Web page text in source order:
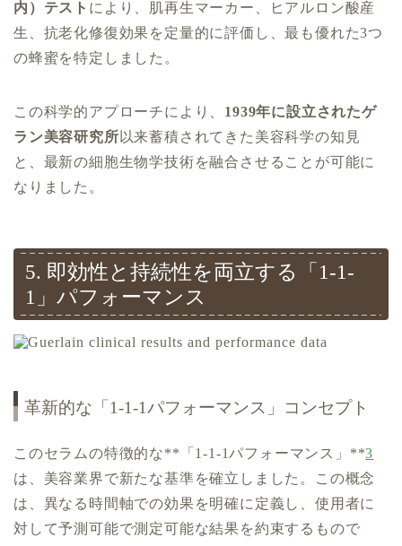
内）テスト により、肌再生マーカー、ヒアルロン酸産
生、抗老化修復効果を定量的に評価し、最も優れた3つ
の蜂蜜を特定しました。
この科学的アプローチにより、 1939年に設立されたゲ
ラン美容研究所 以来蓄積されてきた美容科学の知見
と、最新の細胞生物学技術を融合させることが可能に
なりました。
5. 即効性と持続性を両立する「1-1-
1」パフォーマンス
革新的な「1-1-1パフォーマンス」コンセプト
このセラムの特徴的な**「1-1-1パフォーマンス」**3
は、美容業界で新たな基準を確立しました。この概念
は、異なる時間軸での効果を明確に定義し、使用者に
対して予測可能で測定可能な結果を約束するもので